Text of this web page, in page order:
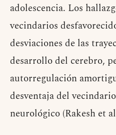
adolescencia. Los
vecindarios
desviaciones de las
desarrollo del cerebro,
autorregulación
desventaja del
neurológico (Rakesh et